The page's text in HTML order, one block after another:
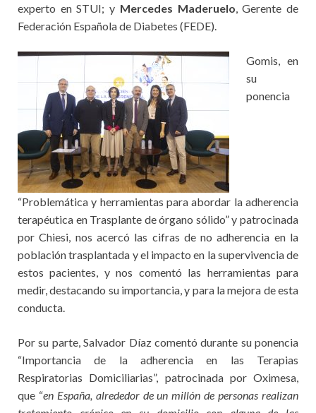
experto en STUI; y Mercedes Maderuelo , Gerente de
Federación Española de Diabetes (FEDE).
Gomis, en
su
ponencia
“Problemática y herramientas para abordar la adherencia
terapéutica en Trasplante de órgano sólido” y patrocinada
por Chiesi, nos acercó las cifras de no adherencia en la
población trasplantada y el impacto en la supervivencia de
estos pacientes, y nos comentó las herramientas para
medir, destacando su importancia, y para la mejora de esta
conducta.
Por su parte, Salvador Díaz comentó durante su ponencia
“Importancia de la adherencia en las Terapias
Respiratorias Domiciliarias”, patrocinada por Oximesa,
que “en España, alrededor de un millón de personas realizan